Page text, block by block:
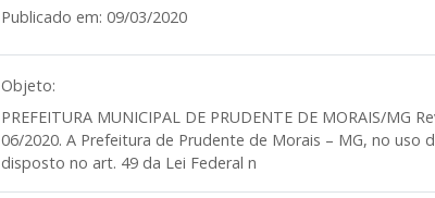
Publicado em: 09/03/2020
Objeto:
PREFEITURA MUNICIPAL DE PRUDENTE DE MORAIS/MG
06/2020. A Prefeitura de Prudente de Morais – MG, no uso
disposto no art. 49 da Lei Federal n